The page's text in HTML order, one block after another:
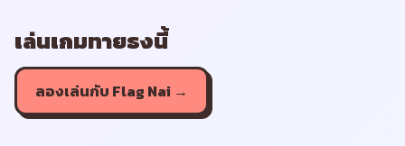
เล่นเกมทายธงนี้
ลองเล่นกับ Flag Nai →